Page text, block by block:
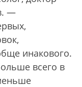
—
инакового.
всего в